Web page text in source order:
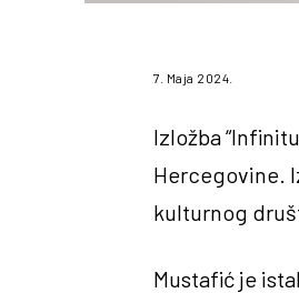
7. Maja 2024.
Izložba
Hercegovine.
kulturnog
Mustafić je